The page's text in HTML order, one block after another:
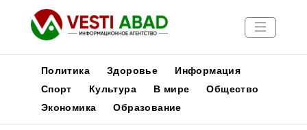
Новости
Политика Здоровье
Информация
Спорт
Культура В мире
Общество
Экономика
Образование